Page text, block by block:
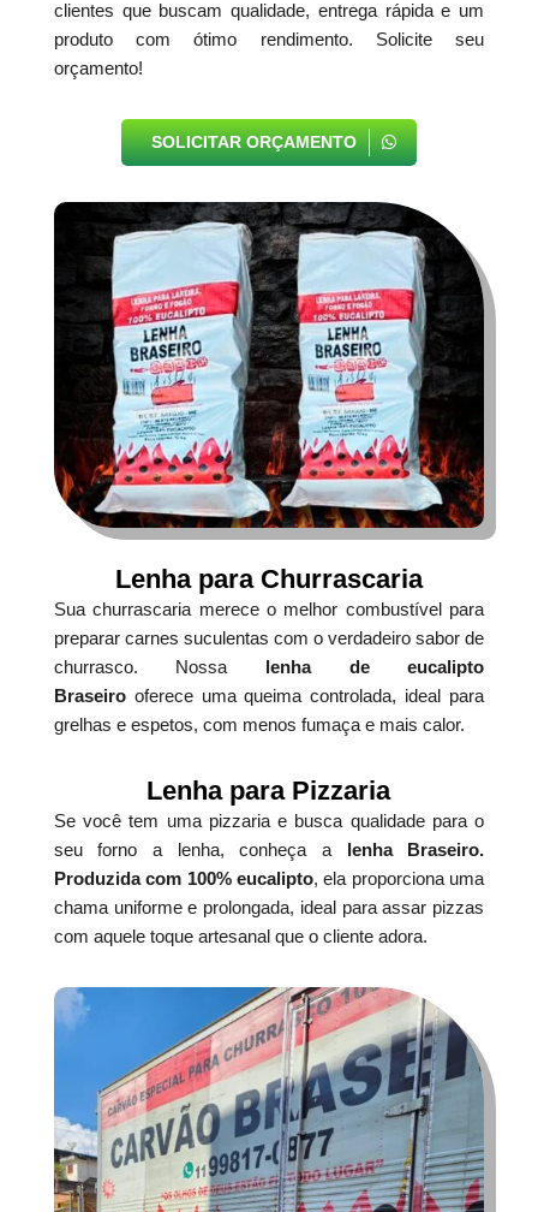
clientes que buscam qualidade, entrega rápida e um
produto com ótimo rendimento. Solicite seu
orçamento!
SOLICITAR ORÇAMENTO
Lenha para Churrascaria
Sua churrascaria merece o melhor combustível para
preparar carnes suculentas com o verdadeiro sabor de
churrasco. Nossa lenha de eucalipto
Braseirooferece uma queima controlada, ideal para
grelhas e espetos, com menos fumaça e mais calor.
Lenha para Pizzaria
Se você tem uma pizzaria e busca qualidade para o
seu forno a lenha, conheça a lenha Braseiro.
Produzida com 100% eucalipto, ela proporciona uma
chama uniforme e prolongada, ideal para assar pizzas
com aquele toque artesanal que o cliente adora.